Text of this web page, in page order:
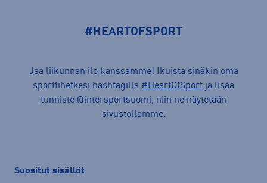
#HEARTOFSPORT
Jaa liikunnan ilo kanssamme! Ikuista sinäkin oma
sporttihetkesi hashtagilla #HeartOfSport ja lisää
tunniste @intersportsuomi, niin ne näytetään
sivustollamme.
Suositut sisällöt